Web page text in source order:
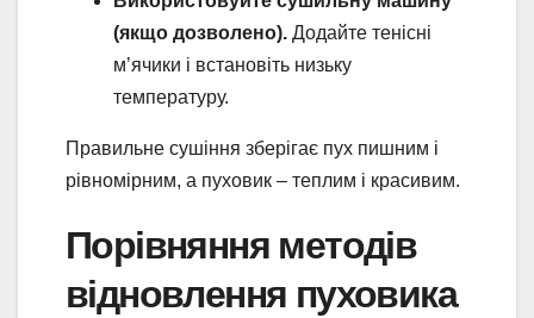
(якщо дозволено). Додайте тенісні
м’ячики і встановіть низьку
температуру.
Правильне сушіння зберігає пух пишним і
рівномірним, а пуховик – теплим і красивим.
Порівняння методів
відновлення пуховика